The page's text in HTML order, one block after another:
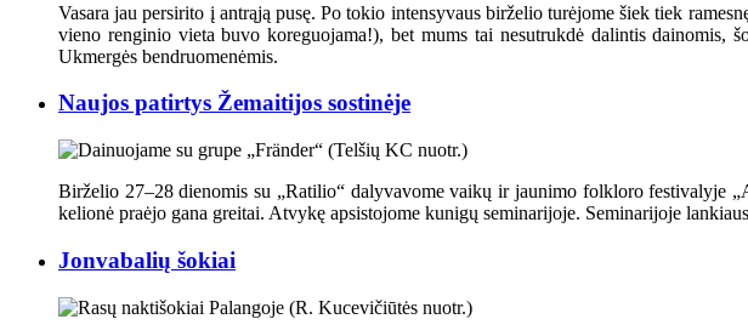
Vasara jau persirito į antrąją pusę. Po tokio intensyvaus birželio turėjome šiek tiek
vieno renginio vieta buvo koreguojama!), bet mums tai nesutrukdė dalintis dainomis,
Ukmergės bendruomenėmis.
Naujos patirtys Žemaitijos sostinėje
Birželio 27–28 dienomis su „Ratilio“ dalyvavome vaikų ir jaunimo folkloro festivalyje
kelionė praėjo gana greitai. Atvykę apsistojome kunigų seminarijoje. Seminarijoje
Jonvabalių šokiai